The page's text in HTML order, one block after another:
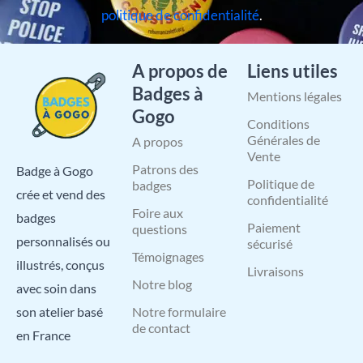
politique de confidentialité.
Badge à Gogo
crée et vend des
badges
personnalisés ou
illustrés, conçus
avec soin dans
son atelier basé
en France
A propos de
Badges à
Gogo
A propos
Patrons des
badges
Foire aux
questions
Témoignages
Notre blog
Notre formulaire
de contact
Liens utiles
Mentions légales
Conditions
Générales de
Vente
Politique de
confidentialité
Paiement
sécurisé
Livraisons